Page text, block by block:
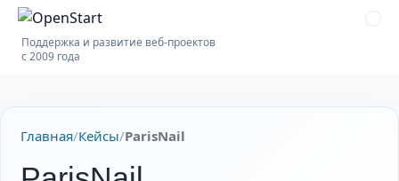
Поддержка и развитие веб-проектов
с 2009 года
Главная/Кейсы/ParisNail